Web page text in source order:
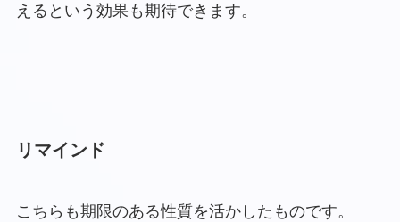
えるという効果も期待できます。
リマインド
こちらも期限のある性質を活かしたものです。